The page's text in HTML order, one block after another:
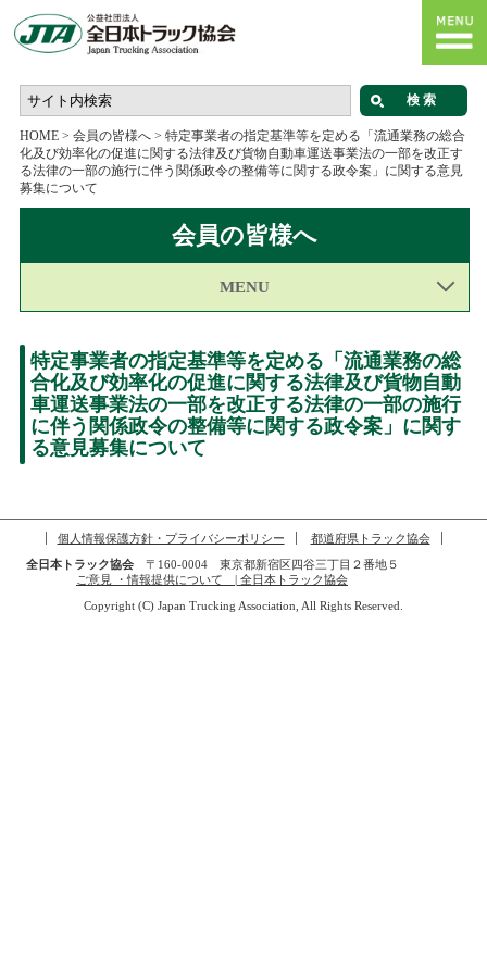
HOME> 会員の皆様へ> 特定事業者の指定基準等を定める「流通業務の総合
化及び効率化の促進に関する法律及び貨物自動車運送事業法の一部を改正す
る法律の一部の施行に伴う関係政令の整備等に関する政令案」に関する意見
募集について
会員の皆様へ
MENU
特定事業者の指定基準等を定める「流通業務の総
合化及び効率化の促進に関する法律及び貨物自動
車運送事業法の一部を改正する法律の一部の施行
に伴う関係政令の整備等に関する政令案」に関す
る意見募集について
個人情報保護方針・プライバシーポリシー
都道府県トラック協会
全日本トラック協会〒160-0004 東京都新宿区四谷三丁目２番地５
ご意見 ・情報提供について | 全日本トラック協会
Copyright (C) Japan Trucking Association, All Rights Reserved.